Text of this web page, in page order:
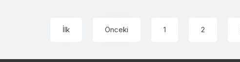
İlk Önceki 1 2